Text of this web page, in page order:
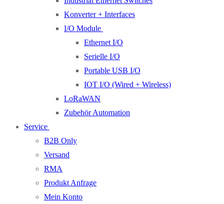
Konverter + Interfaces
I/O Module
Ethernet I/O
Serielle I/O
Portable USB I/O
IOT I/O (Wired + Wireless)
LoRaWAN
Zubehör Automation
Service
B2B Only
Versand
RMA
Produkt Anfrage
Mein Konto